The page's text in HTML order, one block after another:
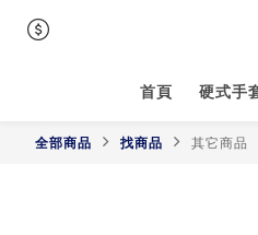
首頁 硬式手
全部商品 找商品 其它商品